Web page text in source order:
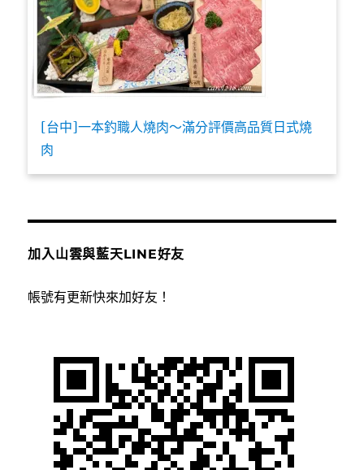
[台中]一本釣職人燒肉～滿分評價高品質日式燒
肉
加入山雲與藍天LINE好友
帳號有更新快來加好友！